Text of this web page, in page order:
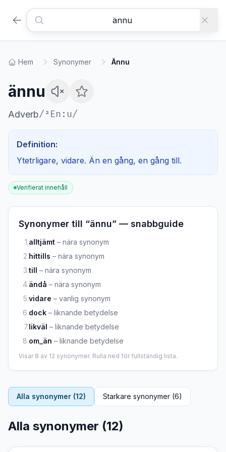
Hem Synonymer Ännu
ännu
Adverb/²En:u/
Definition:
Ytetrligare, vidare. Än en gång, en gång till.
Verifierat innehåll
Synonymer till “ännu” — snabbguide
1.alltjämt – nära synonym
2.hittills – nära synonym
3.till – nära synonym
4.ändå – nära synonym
5.vidare – vanlig synonym
6.dock – liknande betydelse
7.likväl – liknande betydelse
8.om_än – liknande betydelse
Visar 8 av 12 synonymer. Rulla ned för fullständig lista.
Alla synonymer (12) Starkare synonymer (6)
Alla synonymer (12)